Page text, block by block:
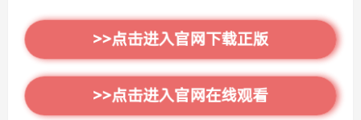
>>点击进入官网下载正版
>>点击进入官网在线观看